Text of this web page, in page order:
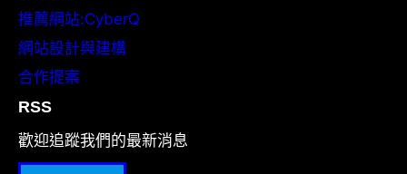
推薦網站:CyberQ
網站設計與建構
合作提案
RSS
歡迎追蹤我們的最新消息